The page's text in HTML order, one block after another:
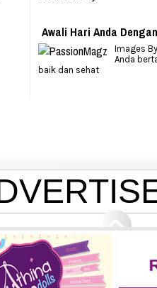
Awali Hari Anda
Images
Anda
baik dan sehat